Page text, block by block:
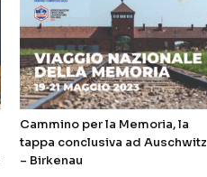
Cammino per la Memoria, la
tappa conclusiva ad Auschwitz
– Birkenau